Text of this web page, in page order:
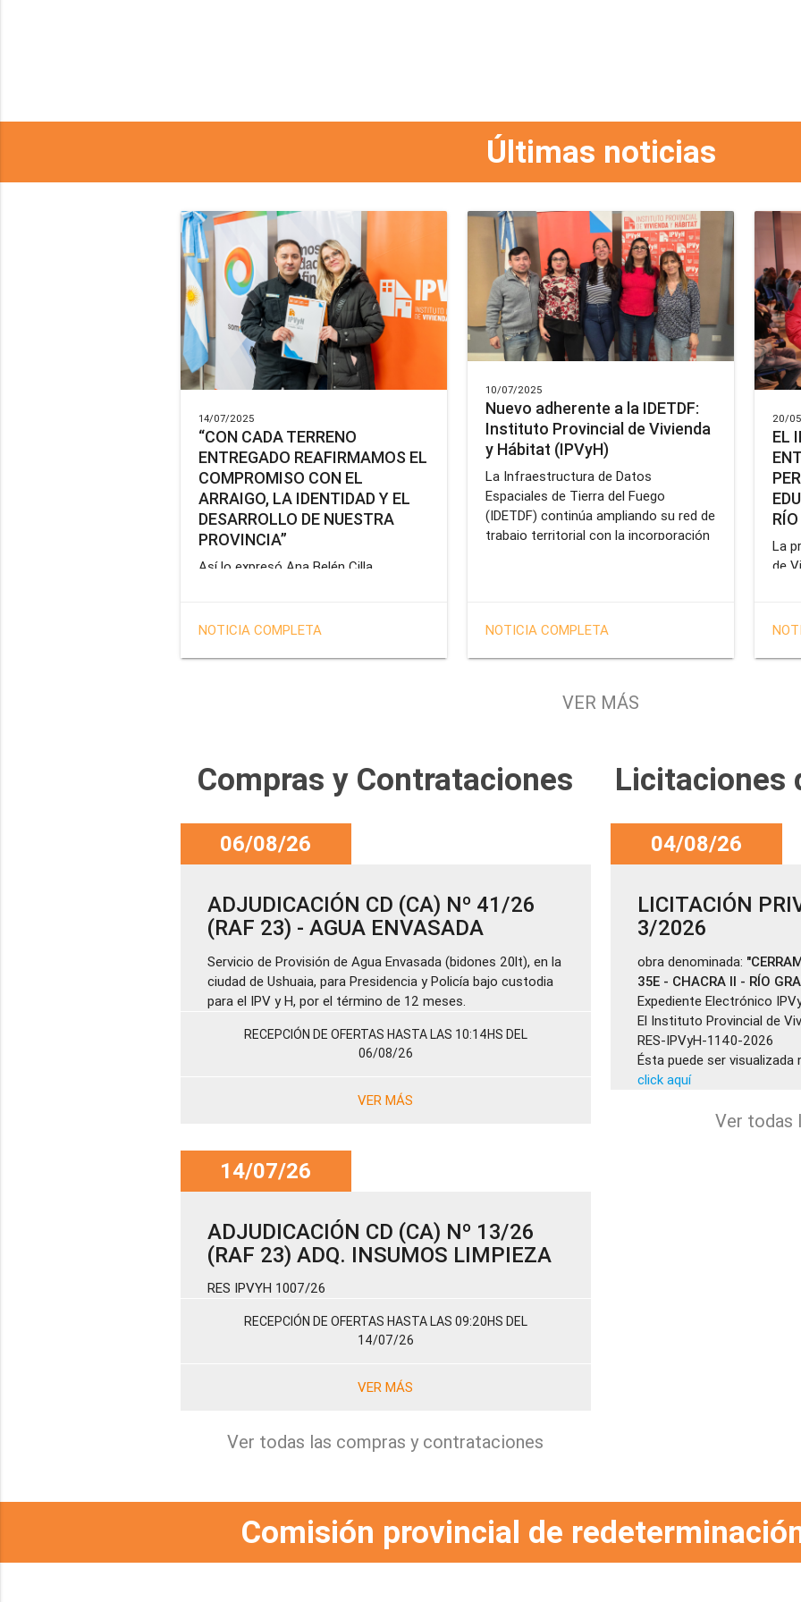
Últimas noticias
14/07/2025
“CON CADA TERRENO
ENTREGADO REAFIRMAMOS EL
COMPROMISO CON EL
ARRAIGO, LA IDENTIDAD Y EL
DESARROLLO DE NUESTRA
PROVINCIA”
Así lo expresó Ana Belén Cilla,
balance del trabajo del organismo en el
adjudicación de lotes a personal
NOTICIA COMPLETA
10/07/2025
Nuevo adherente a la IDETDF:
Instituto Provincial de Vivienda
y Hábitat (IPVyH)
La Infraestructura de Datos
Espaciales de Tierra del Fuego
(IDETDF) continúa ampliando su red de
trabajo territorial con la incorporación
NOTICIA COMPLETA
20/
EL
La
de
VER MÁS
Compras y Contrataciones
06/08/26
ADJUDICACIÓN CD (CA) Nº 41/26
(RAF 23) - AGUA ENVASADA
Servicio de Provisión de Agua Envasada (bidones 20lt), en la
ciudad de Ushuaia, para Presidencia y Policía bajo custodia
para el IPV y H, por el término de 12 meses.
RECEPCIÓN DE OFERTAS HASTA LAS 10:14HS DEL
06/08/26
VER MÁS
14/07/26
ADJUDICACIÓN CD (CA) Nº 13/26
(RAF 23) ADQ. INSUMOS LIMPIEZA
RES IPVYH 1007/26
RECEPCIÓN DE OFERTAS HASTA LAS 09:20HS DEL
14/07/26
VER MÁS
Ver todas las compras y contrataciones
Licitaciones
04/08/26
LICITACIÓN
3/2026
obra denominada:
35E - CHACRA II - RÍO
Expediente Electrónico
El Instituto Provincial de
RES-IPVyH-1140-2026
Ésta puede ser visualizada
click aquí
Ver todas
Comisión provincial de